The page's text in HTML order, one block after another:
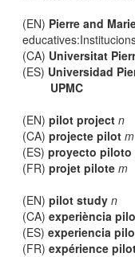
(EN) Pierre and
(CA) Universitat
(ES) Universidad
UPMC
(EN)pilot project n
(CA)projecte pilot m
(ES)proyecto piloto
(FR)projet pilote m
(EN)pilot study n
(CA)experiència
(ES)experiencia
(FR)expérience